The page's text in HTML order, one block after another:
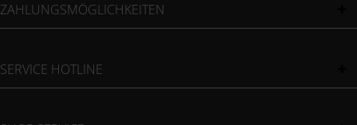
ZAHLUNGSMÖGLICHKEITEN
SERVICE HOTLINE